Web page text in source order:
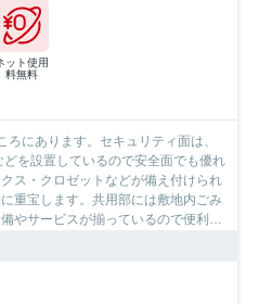
ット使用
料無料
にあります。セキュリティ面は、
を設置しているので安全面でも優れ
ス・クロゼットなどが備え付けられ
重宝します。共用部には敷地内ごみ
やサービスが揃っているので便利で
をまとめて収納できる洗面化粧台が
い。お客様のニーズに合ったお部屋